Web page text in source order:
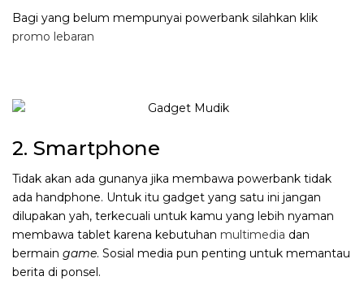
Bagi yang belum mempunyai powerbank silahkan klik
promo lebaran
2. Smartphone
Tidak akan ada gunanya jika membawa powerbank tidak
ada handphone. Untuk itu gadget yang satu ini jangan
dilupakan yah, terkecuali untuk kamu yang lebih nyaman
membawa tablet karena kebutuhan multimedia dan
bermain game. Sosial media pun penting untuk memantau
berita di ponsel.